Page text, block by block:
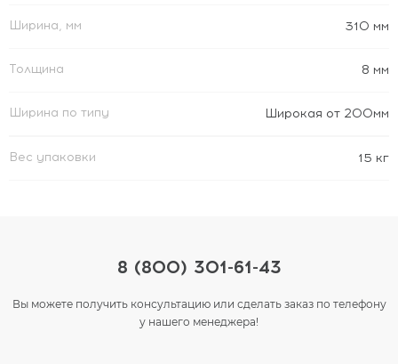
Ширина, мм 310 мм
Толщина 8 мм
Ширина по типу Широкая от 200мм
Вес упаковки 15 кг
8 (800) 301-61-43
Вы можете получить консультацию или сделать заказ по телефону
у нашего менеджера!